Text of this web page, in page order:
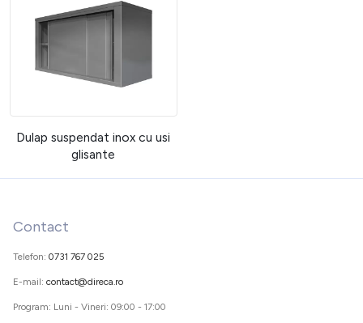
Dulap suspendat inox cu usi
glisante
Contact
Telefon: 0731 767 025
E-mail: contact@direca.ro
Program: Luni - Vineri: 09:00 - 17:00